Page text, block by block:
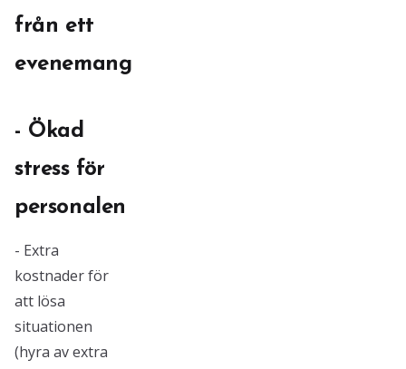
från ett
evenemang
- Ökad
stress för
personalen
- Extra
kostnader för
att lösa
situationen
(hyra av extra